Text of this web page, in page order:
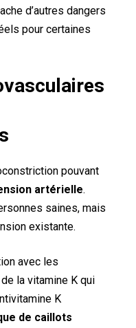
d’autres dangers
pour certaines
pouvant
artérielle.
saines, mais
existante.
avec les
la vitamine K qui
K
de caillots